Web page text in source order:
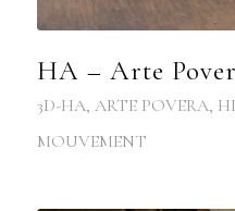
HA – Arte
3D-HA, ARTE POVERA,
MOUVEMENT